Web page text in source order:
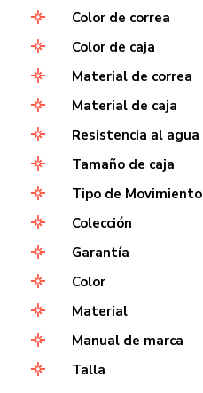
Color de correa
Color de caja
Material de correa
Material de caja
Resistencia al agua
Tamaño de caja
Tipo de Movimiento
Colección
Garantía
Color
Material
Manual de marca
Talla